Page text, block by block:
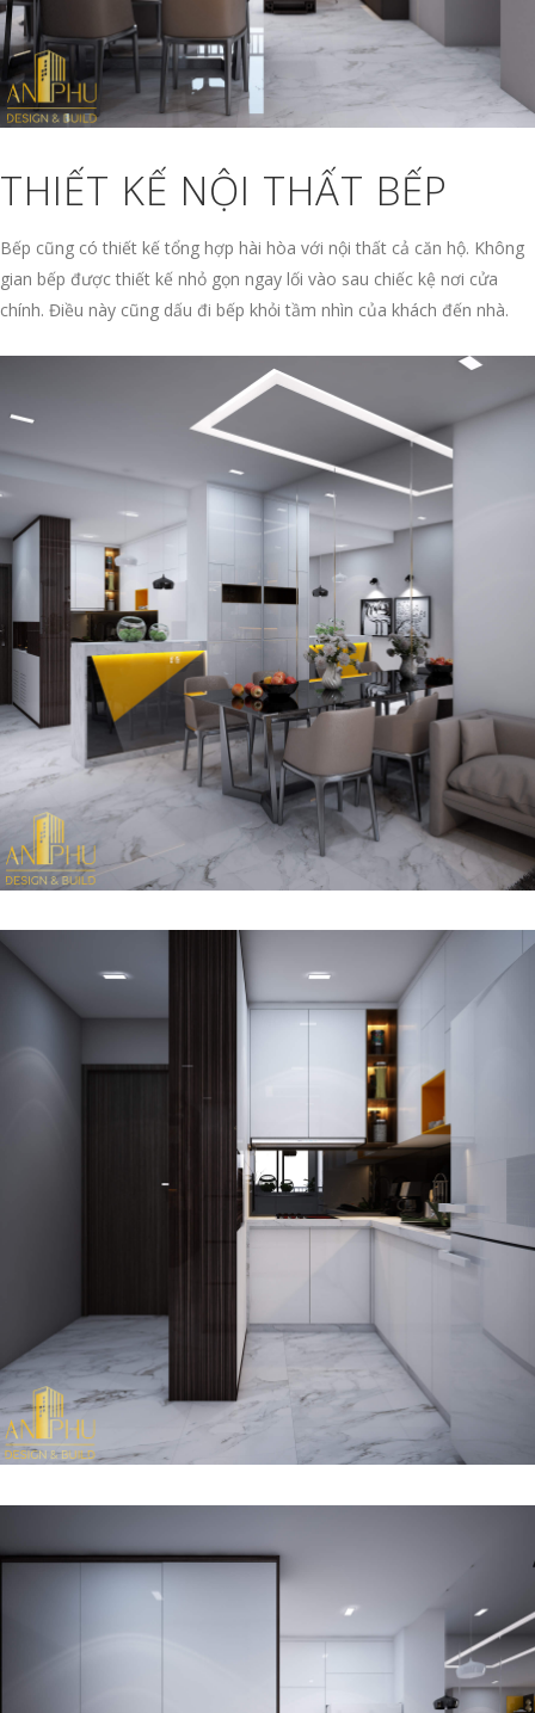
THIẾT KẾ NỘI THẤT BẾP
Bếp cũng có thiết kế tổng hợp hài hòa với nội thất cả căn hộ. Không
gian bếp được thiết kế nhỏ gọn ngay lối vào sau chiếc kệ nơi cửa
chính. Điều này cũng dấu đi bếp khỏi tầm nhìn của khách đến nhà.